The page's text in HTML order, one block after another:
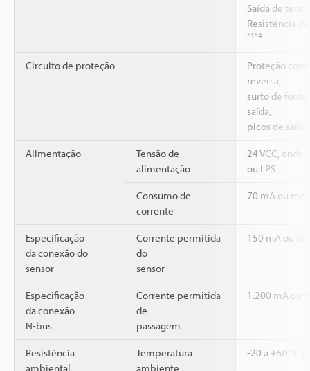
Saída de
Resistência
*1*4
Circuito de proteção
Proteção
reversa,
surto de
saída,
picos de
Alimentação
Tensão de
alimentação
24 VCC, onda
ou LPS
Consumo de
corrente
70 mA ou
Especificação
da conexão do
sensor
Corrente permitida
do
sensor
150 mA ou
Especificação
da conexão
N-bus
Corrente permitida
de
passagem
1.200 mA ou
Resistência
ambiental
Temperatura
ambiente
-20 a +50 °C